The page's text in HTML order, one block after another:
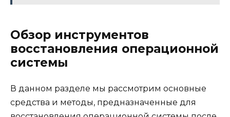
Обзор инструментов
восстановления операционной
системы
В данном разделе мы рассмотрим основные
средства и методы, предназначенные для